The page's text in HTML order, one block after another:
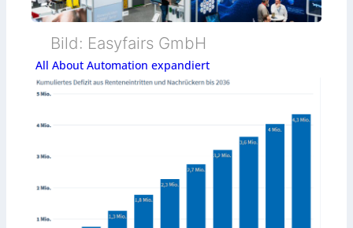
Bild: Easyfairs GmbH
All About Automation expandiert